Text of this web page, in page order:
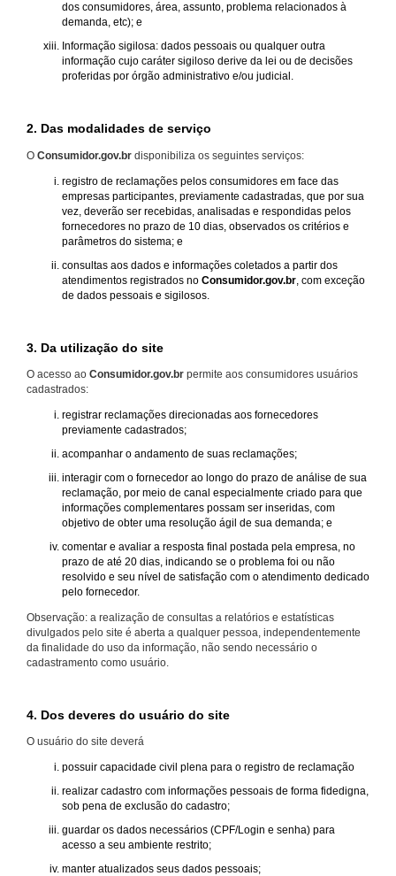
dos consumidores, área, assunto, problema relacionados à
demanda, etc); e
Informação sigilosa: dados pessoais ou qualquer outra
informação cujo caráter sigiloso derive da lei ou de decisões
proferidas por órgão administrativo e/ou judicial.
2. Das modalidades de serviço
O Consumidor.gov.br disponibiliza os seguintes serviços:
registro de reclamações pelos consumidores em face das
empresas participantes, previamente cadastradas, que por sua
vez, deverão ser recebidas, analisadas e respondidas pelos
fornecedores no prazo de 10 dias, observados os critérios e
parâmetros do sistema; e
consultas aos dados e informações coletados a partir dos
atendimentos registrados no Consumidor.gov.br , com exceção
de dados pessoais e sigilosos.
3. Da utilização do site
O acesso ao Consumidor.gov.br permite aos consumidores usuários
cadastrados:
registrar reclamações direcionadas aos fornecedores
previamente cadastrados;
acompanhar o andamento de suas reclamações;
interagir com o fornecedor ao longo do prazo de análise de sua
reclamação, por meio de canal especialmente criado para que
informações complementares possam ser inseridas, com
objetivo de obter uma resolução ágil de sua demanda; e
comentar e avaliar a resposta final postada pela empresa, no
prazo de até 20 dias, indicando se o problema foi ou não
resolvido e seu nível de satisfação com o atendimento dedicado
pelo fornecedor.
Observação: a realização de consultas a relatórios e estatísticas
divulgados pelo site é aberta a qualquer pessoa, independentemente
da finalidade do uso da informação, não sendo necessário o
cadastramento como usuário.
4. Dos deveres do usuário do site
O usuário do site deverá
possuir capacidade civil plena para o registro de reclamação
realizar cadastro com informações pessoais de forma fidedigna,
sob pena de exclusão do cadastro;
guardar os dados necessários (CPF/Login e senha) para
acesso a seu ambiente restrito;
manter atualizados seus dados pessoais;